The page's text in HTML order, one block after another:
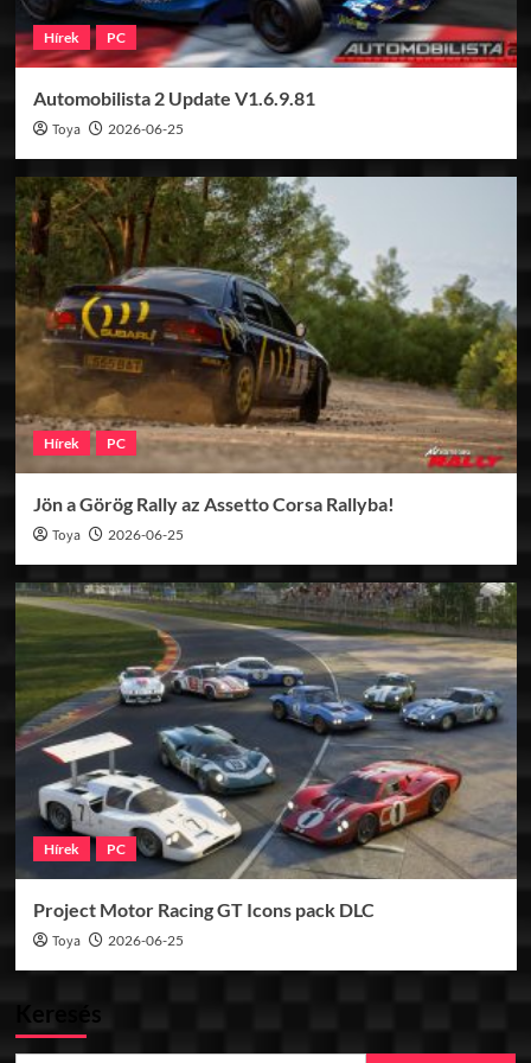
Hírek PC
Automobilista 2 Update V1.6.9.81
Toya 2026-06-25
Hírek PC
Jön a Görög Rally az Assetto Corsa Rallyba!
Toya 2026-06-25
Hírek PC
Project Motor Racing GT Icons pack DLC
Toya 2026-06-25
Keresés